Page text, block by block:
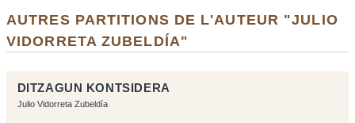
AUTRES PARTITIONS DE L'AUTEUR "JULIO
VIDORRETA ZUBELDÍA"
DITZAGUN KONTSIDERA
Julio Vidorreta Zubeldía